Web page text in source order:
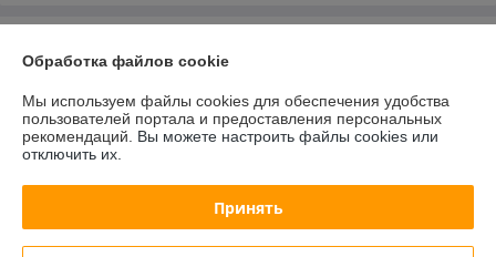
Контакты
Доставка и оплата
Полная версия сайта
Обработка файлов cookie
Мы используем файлы cookies для обеспечения удобства
пользователей портала и предоставления персональных
рекомендаций. Вы можете настроить файлы cookies или
отключить их.
Принять